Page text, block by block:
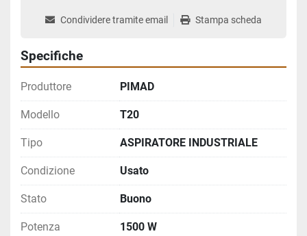
Condividere tramite email Stampa scheda
Specifiche
Produttore PIMAD
Modello T20
Tipo ASPIRATORE INDUSTRIALE
Condizione Usato
Stato Buono
Potenza 1500 W